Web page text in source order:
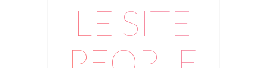
LE SITE